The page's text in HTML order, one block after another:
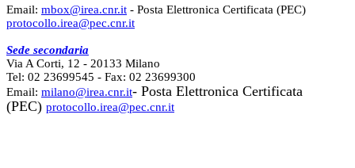
Email: mbox@irea.cnr.it - Posta Elettronica Certificata (PEC)
protocollo.irea@pec.cnr.it
Sede secondaria
Via A Corti, 12 - 20133 Milano
Tel: 02 23699545 - Fax: 02 23699300
Email: milano@irea.cnr.it- Posta Elettronica Certificata
(PEC) protocollo.irea@pec.cnr.it